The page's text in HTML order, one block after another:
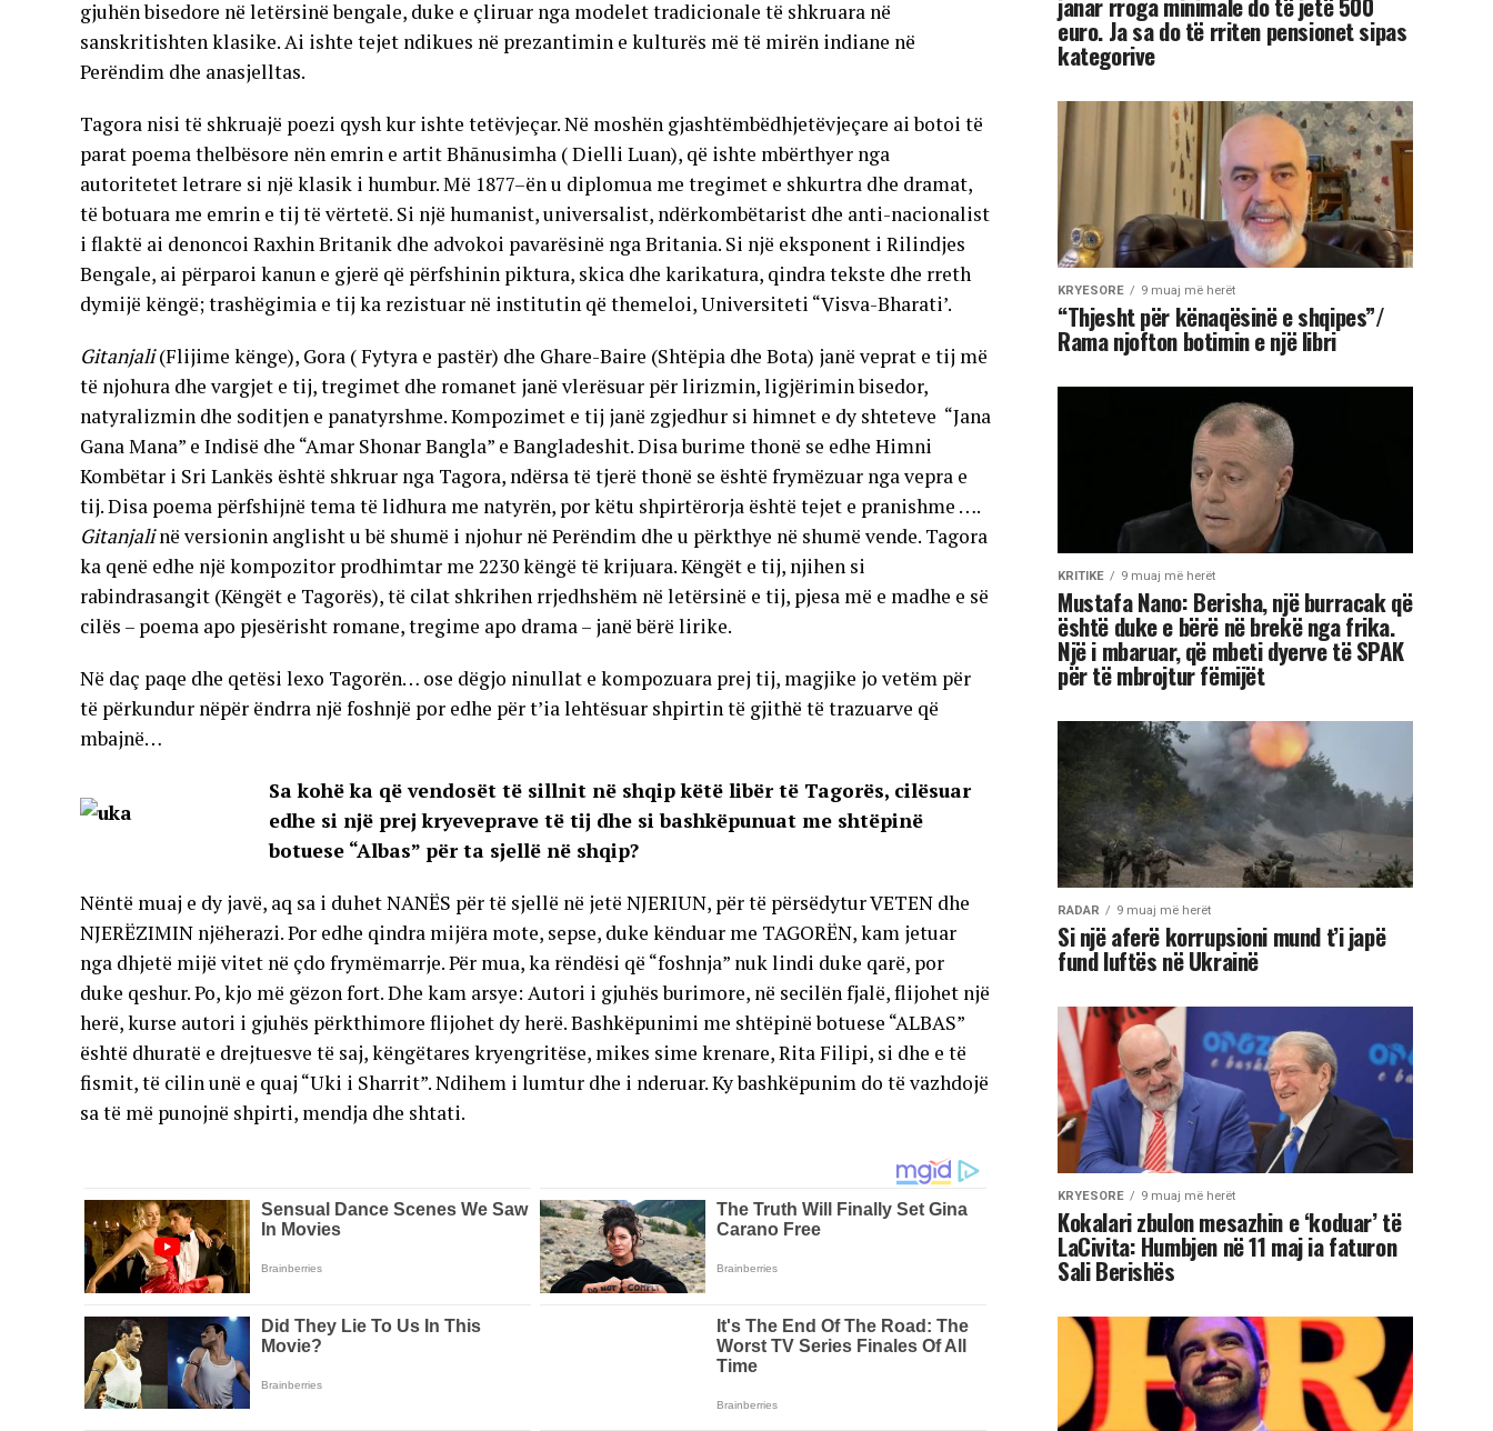
gjuhën bisedore në letërsinë bengale, duke e çliruar nga modelet tradicionale të shkruara në
sanskritishten klasike. Ai ishte tejet ndikues në prezantimin e kulturës më të mirën indiane në
Perëndim dhe anasjelltas.
Tagora nisi të shkruajë poezi qysh kur ishte tetëvjeçar. Në moshën gjashtëmbëdhjetëvjeçare ai botoi të
parat poema thelbësore nën emrin e artit Bhānusimha ( Dielli Luan), që ishte mbërthyer nga
autoritetet letrare si një klasik i humbur. Më 1877–ën u diplomua me tregimet e shkurtra dhe dramat,
të botuara me emrin e tij të vërtetë. Si një humanist, universalist, ndërkombëtarist dhe anti-nacionalist
i flaktë ai denoncoi Raxhin Britanik dhe advokoi pavarësinë nga Britania. Si një eksponent i Rilindjes
Bengale, ai përparoi kanun e gjerë që përfshinin piktura, skica dhe karikatura, qindra tekste dhe rreth
dymijë këngë; trashëgimia e tij ka rezistuar në institutin që themeloi, Universiteti “Visva-Bharati’.
Gitanjali(Flijime kënge), Gora ( Fytyra e pastër) dhe Ghare-Baire (Shtëpia dhe Bota) janë veprat e tij më
të njohura dhe vargjet e tij, tregimet dhe romanet janë vlerësuar për lirizmin, ligjërimin bisedor,
natyralizmin dhe soditjen e panatyrshme. Kompozimet e tij janë zgjedhur si himnet e dy shteteve “Jana
Gana Mana” e Indisë dhe “Amar Shonar Bangla” e Bangladeshit. Disa burime thonë se edhe Himni
Kombëtar i Sri Lankës është shkruar nga Tagora, ndërsa të tjerë thonë se është frymëzuar nga vepra e
tij. Disa poema përfshijnë tema të lidhura me natyrën, por këtu shpirtërorja është tejet e pranishme ….
Gitanjalinë versionin anglisht u bë shumë i njohur në Perëndim dhe u përkthye në shumë vende. Tagora
ka qenë edhe një kompozitor prodhimtar me 2230 këngë të krijuara. Këngët e tij, njihen si
rabindrasangit (Këngët e Tagorës), të cilat shkrihen rrjedhshëm në letërsinë e tij, pjesa më e madhe e së
cilës – poema apo pjesërisht romane, tregime apo drama – janë bërë lirike.
Në daç paqe dhe qetësi lexo Tagorën… ose dëgjo ninullat e kompozuara prej tij, magjike jo vetëm për
të përkundur nëpër ëndrra një foshnjë por edhe për t’ia lehtësuar shpirtin të gjithë të trazuarve që
mbajnë…
Sa kohë ka që vendosët të sillnit në shqip këtë libër të Tagorës, cilësuar
edhe si një prej kryeveprave të tij dhe si bashkëpunuat me shtëpinë
botuese “Albas” për ta sjellë në shqip?
Nëntë muaj e dy javë, aq sa i duhet NANËS për të sjellë në jetë NJERIUN, për të përsëdytur VETEN dhe
NJERËZIMIN njëherazi. Por edhe qindra mijëra mote, sepse, duke kënduar me TAGORËN, kam jetuar
nga dhjetë mijë vitet në çdo frymëmarrje. Për mua, ka rëndësi që “foshnja” nuk lindi duke qarë, por
duke qeshur. Po, kjo më gëzon fort. Dhe kam arsye: Autori i gjuhës burimore, në secilën fjalë, flijohet një
herë, kurse autori i gjuhës përkthimore flijohet dy herë. Bashkëpunimi me shtëpinë botuese “ALBAS”
është dhuratë e drejtuesve të saj, këngëtares kryengritëse, mikes sime krenare, Rita Filipi, si dhe e të
fismit, të cilin unë e quaj “Uki i Sharrit”. Ndihem i lumtur dhe i nderuar. Ky bashkëpunim do të vazhdojë
sa të më punojnë shpirti, mendja dhe shtati.
euro. Ja sa do të rriten pensionet sipas
kategorive
KRYESORE 9 muaj më herët
“Thjesht për kënaqësinë e shqipes”/
Rama njofton botimin e një libri
KRITIKE 9 muaj më herët
Mustafa Nano: Berisha, një burracak që
është duke e bërë në brekë nga frika.
Një i mbaruar, që mbeti dyerve të SPAK
për të mbrojtur fëmijët
RADAR 9 muaj më herët
Si një aferë korrupsioni mund t’i japë
fund luftës në Ukrainë
KRYESORE 9 muaj më herët
Kokalari zbulon mesazhin e ‘koduar’ të
LaCivita: Humbjen në 11 maj ia faturon
Sali Berishës